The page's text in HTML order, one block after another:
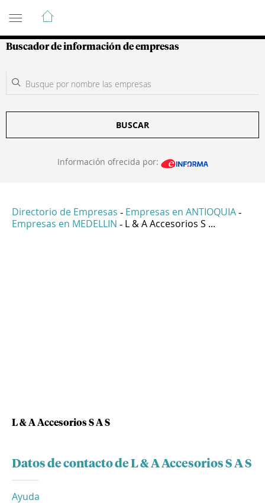
Guía de Empresas Colombianas
Buscador de información de empresas
BUSCAR
Información ofrecida por:
Directorio de Empresas - Empresas en ANTIOQUIA -
Empresas en MEDELLIN - L & A Accesorios S ...
L & A Accesorios S A S
Datos de contacto de L & A Accesorios S A S
Ayuda